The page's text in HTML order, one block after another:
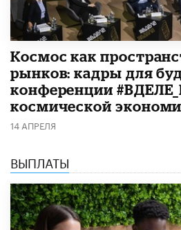
Космос как
рынков: кадры для
конференции
космической
14 АПРЕЛЯ
ВЫПЛАТЫ